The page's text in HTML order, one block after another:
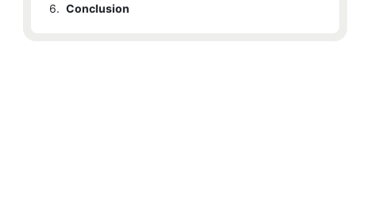
6. Conclusion